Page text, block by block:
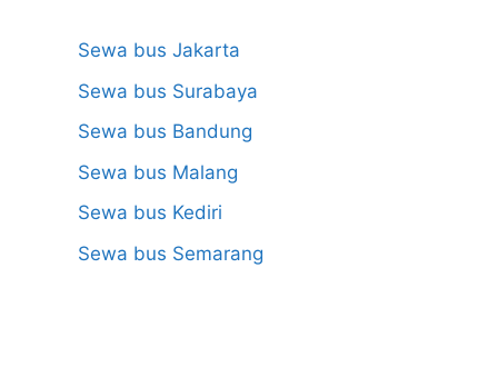
Sewa bus Jakarta
Sewa bus Surabaya
Sewa bus Bandung
Sewa bus Malang
Sewa bus Kediri
Sewa bus Semarang